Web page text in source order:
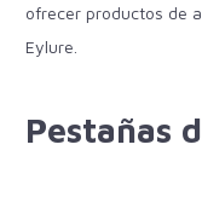
ofrecer productos de
Eylure.
Pestañas